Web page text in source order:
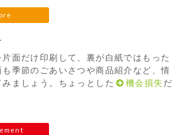
面だけ印刷して、裏が白紙ではもった
季節のごあいさつや商品紹介など、情
ましょう。ちょっとした
機会損失 だ